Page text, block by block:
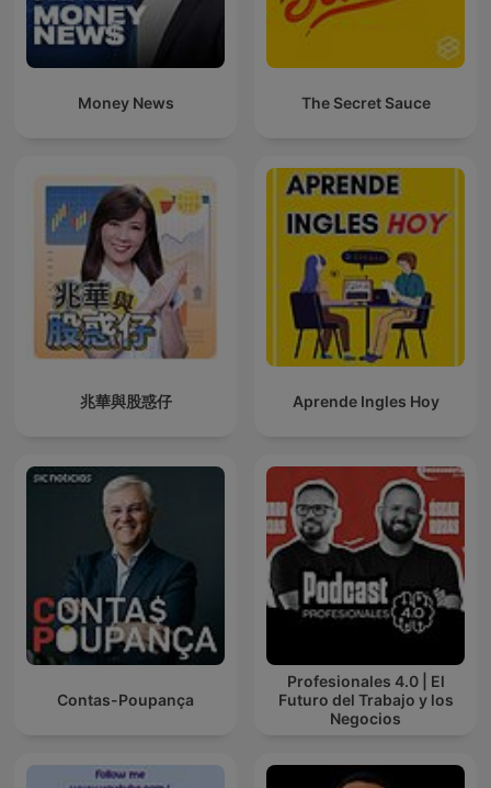
Money News The Secret Sauce
兆華與股惑仔 Aprende Ingles Hoy
Contas-Poupança
Profesionales 4.0 | El
Futuro del Trabajo y los
Negocios